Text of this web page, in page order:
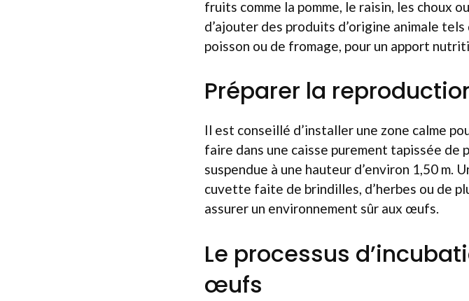
fruits comme la pomme, le raisin, les choux
d’ajouter des produits d’origine animale
poisson ou de fromage, pour un apport
Préparer la
Il est conseillé d’installer une zone calme
faire dans une caisse purement tapissée de
suspendue à une hauteur d’environ 1,50
cuvette faite de brindilles, d’herbes ou de
assurer un environnement sûr aux œufs.
Le processus
œufs